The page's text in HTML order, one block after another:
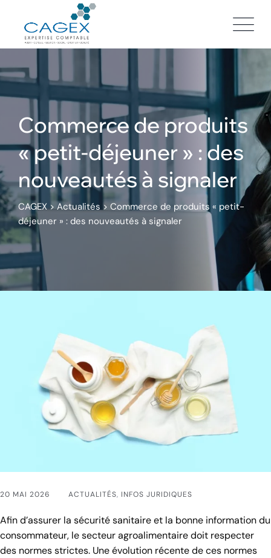
content
Commerce de produits
« petit-déjeuner » : des
nouveautés à signaler
CAGEX>Actualités > Commerce de produits « petit-
déjeuner » : des nouveautés à signaler
20 MAI 2026 ACTUALITÉS, INFOS JURIDIQUES
Afin d’assurer la sécurité sanitaire et la bonne information du
consommateur, le secteur agroalimentaire doit respecter
des normes strictes. Une évolution récente de ces normes